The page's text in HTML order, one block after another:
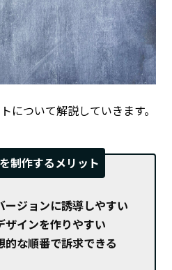
について解説していきます。
制作するメリット
ージョンに誘導しやすい
ザインを作りやすい
的な順番で訴求できる